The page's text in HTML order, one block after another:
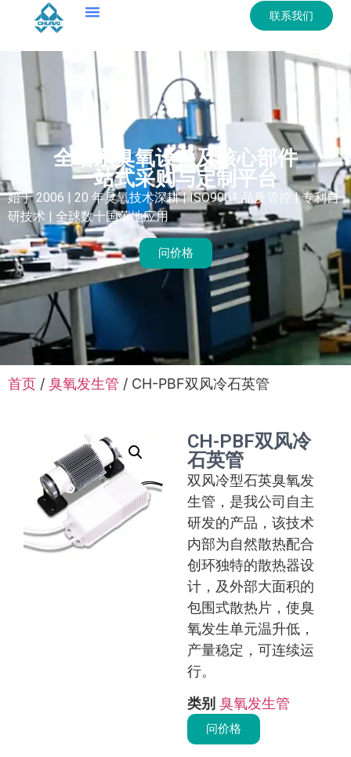
联系我们
全谱系臭氧设备及核心部件
一站式采购与定制平台
始于 2006 | 20 年臭氧技术深耕 | ISO9001 品质管控 | 专利自
研技术 | 全球数十国落地应用
问价格
首页 / 臭氧发生管 / CH-PBF双风冷石英管
CH-PBF双风冷
石英管
双风冷型石英臭氧发
生管，是我公司自主
研发的产品，该技术
内部为自然散热配合
创环独特的散热器设
计，及外部大面积的
包围式散热片，使臭
氧发生单元温升低，
产量稳定，可连续运
行。
类别 臭氧发生管
问价格